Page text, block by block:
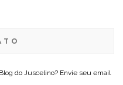
do Juscelino? Envie seu email